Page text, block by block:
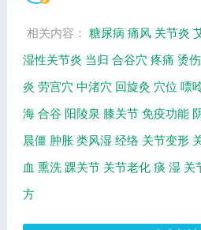
相关内容： 糖尿病 痛风 关节炎
湿性关节炎 当归 合谷穴 疼痛 烫伤
炎 劳宫穴 中渚穴 回旋灸 穴位 嘌
海 合谷 阳陵泉 膝关节 免疫功能
晨僵 肿胀 类风湿 经络 关节变形
血 熏洗 踝关节 关节老化 痰 湿 关
方